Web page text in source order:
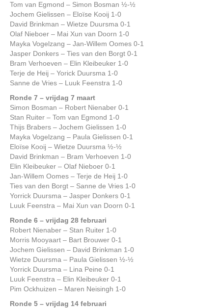
Tom van Egmond – Simon Bosman ½-½
Jochem Gielissen – Eloïse Kooij 1-0
David Brinkman – Wietze Duursma 0-1
Olaf Nieboer – Mai Xun van Doorn 1-0
Mayka Vogelzang – Jan-Willem Oomes 0-1
Jasper Donkers – Ties van den Borgt 0-1
Bram Verhoeven – Elin Kleibeuker 1-0
Terje de Heij – Yorick Duursma 1-0
Sanne de Vries – Luuk Feenstra 1-0
Ronde 7 – vrijdag 7 maart
Simon Bosman – Robert Nienaber 0-1
Stan Ruiter – Tom van Egmond 1-0
Thijs Brabers – Jochem Gielissen 1-0
Mayka Vogelzang – Paula Gielissen 0-1
Eloïse Kooij – Wietze Duursma ½-½
David Brinkman – Bram Verhoeven 1-0
Elin Kleibeuker – Olaf Nieboer 0-1
Jan-Willem Oomes – Terje de Heij 1-0
Ties van den Borgt – Sanne de Vries 1-0
Yorrick Duursma – Jasper Donkers 0-1
Luuk Feenstra – Mai Xun van Doorn 0-1
Ronde 6 – vrijdag 28 februari
Robert Nienaber – Stan Ruiter 1-0
Morris Mooyaart – Bart Brouwer 0-1
Jochem Gielissen – David Brinkman 1-0
Wietze Duursma – Paula Gielissen ½-½
Yorrick Duursma – Lina Peine 0-1
Luuk Feenstra – Elin Kleibeuker 0-1
Pim Ockhuizen – Maren Neisingh 1-0
Ronde 5 – vrijdag 14 februari